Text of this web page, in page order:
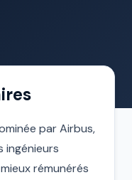
par Airbus,
ingénieurs
rémunérés